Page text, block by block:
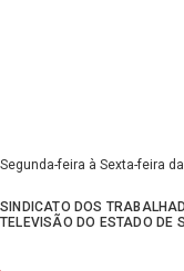
Segunda-feira à Sexta-feira
SINDICATO DOS
TELEVISÃO DO ESTADO DE